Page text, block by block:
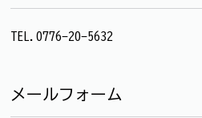
TEL.0776-20-5632
メールフォーム